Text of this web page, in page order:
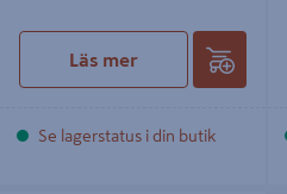
Läs mer
Se lagerstatus i din butik